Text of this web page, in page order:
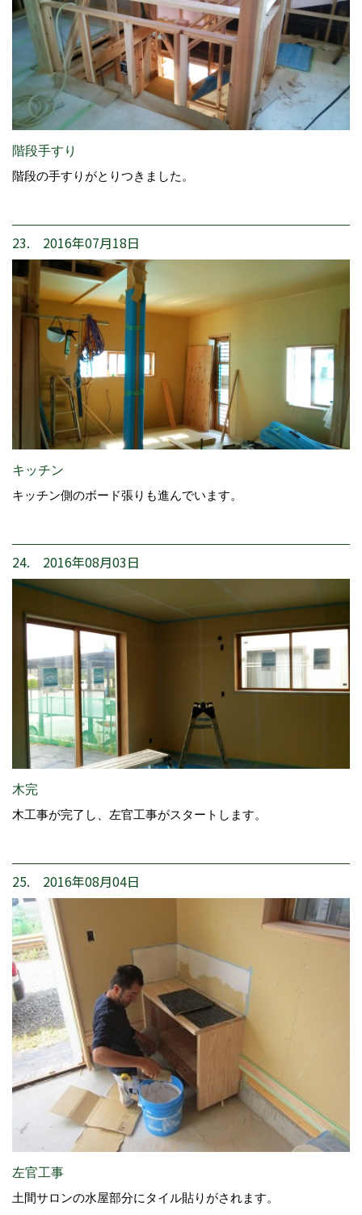
階段手すり
階段の手すりがとりつきました。
23. 2016年07月18日
キッチン
キッチン側のボード張りも進んでいます。
24. 2016年08月03日
木完
木工事が完了し、左官工事がスタートします。
25. 2016年08月04日
左官工事
土間サロンの水屋部分にタイル貼りがされます。